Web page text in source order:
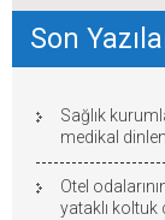
Son
Sağlık
medikal
Otel
yataklı